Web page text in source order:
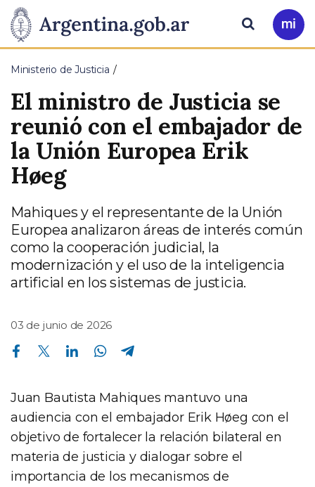
Presidencia
de
la
Nación
Pasar al contenido principal
Ir
a
Buscar
Ministerio de Justicia
El ministro de Justicia se
reunió con el embajador de
la Unión Europea Erik
Høeg
Mahiques y el representante de la Unión
Europea analizaron áreas de interés común
como la cooperación judicial, la
modernización y el uso de la inteligencia
artificial en los sistemas de justicia.
03 de junio de 2026
Compartir en Facebook Compartir en Twitter Compartir en Linkedin Compartir en Whatsapp
Juan Bautista Mahiques mantuvo una
audiencia con el embajador Erik Høeg con el
objetivo de fortalecer la relación bilateral en
materia de justicia y dialogar sobre el
importancia de los mecanismos de